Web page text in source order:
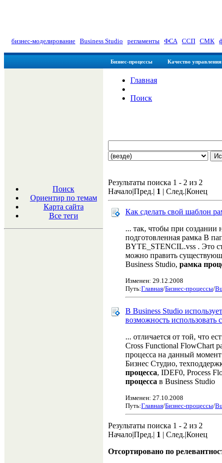
бизнес-моделирование Business Studio регламенты ФСА| ССП СМК
Бизнес-процессы Качество управления
Поиск
Ориентир по темам
Карта сайта
Все теги
Главная
Поиск
Результаты поиска 1 - 2 из 2
Начало|Пред.| 1 | След.|Конец
Как сделать свой шаблон
... так, чтобы при создании
подготовленная рамка В
BYTE_STENCIL.vss . Это
можно править
Business Studio, рамка
Изменен: 29.12.2008
Путь:Главная/Бизнес-процессы/
В Business Studio
возможность
... отличается от той, что
Cross Functional FlowChart
процесса на данный момент
Бизнес Студио,
процесса, IDEF0, Process
процесса в Business Studio
Изменен: 27.10.2008
Путь:Главная/Бизнес-процессы/
Результаты поиска 1 - 2 из 2
Начало|Пред.| 1 | След.|Конец
Отсортировано по